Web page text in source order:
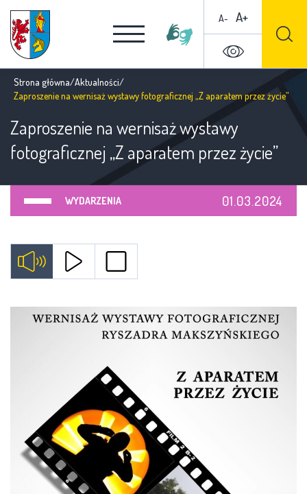
A- A+
Strona główna/Aktualności/
Zaproszenie na wernisaż wystawy fotograficznej „Z aparatem przez życie”
Zaproszenie na wernisaż wystawy
fotograficznej „Z aparatem przez życie”
WYDARZENIA 01.03.2024